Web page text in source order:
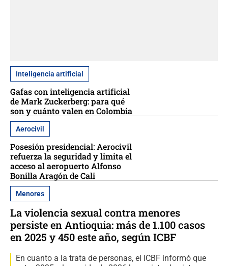
Inteligencia artificial
Gafas con inteligencia artificial
de Mark Zuckerberg: para qué
son y cuánto valen en Colombia
Aerocivil
Posesión presidencial: Aerocivil
refuerza la seguridad y limita el
acceso al aeropuerto Alfonso
Bonilla Aragón de Cali
Menores
La violencia sexual contra menores
persiste en Antioquia: más de 1.100 casos
en 2025 y 450 este año, según ICBF
En cuanto a la trata de personas, el ICBF informó que